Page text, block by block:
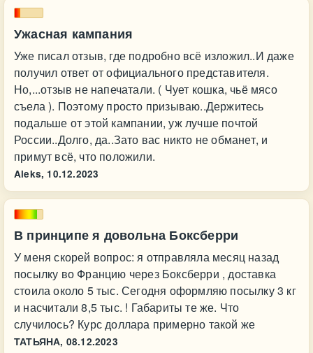
Ужасная кампания
Уже писал отзыв, где подробно всё изложил..И даже
получил ответ от официального представителя.
Но,...отзыв не напечатали. ( Чует кошка, чьё мясо
съела ). Поэтому просто призываю..Держитесь
подальше от этой кампании, уж лучше почтой
России..Долго, да..Зато вас никто не обманет, и
примут всё, что положили.
Aleks, 10.12.2023
В принципе я довольна Боксберри
У меня скорей вопрос: я отправляла месяц назад
посылку во Францию через Боксберри , доставка
стоила около 5 тыс. Сегодня оформляю посылку 3 кг
и насчитали 8,5 тыс. ! Габариты те же. Что
случилось? Курс доллара примерно такой же
ТАТЬЯНА, 08.12.2023